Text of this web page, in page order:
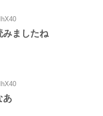
みましたね
あ